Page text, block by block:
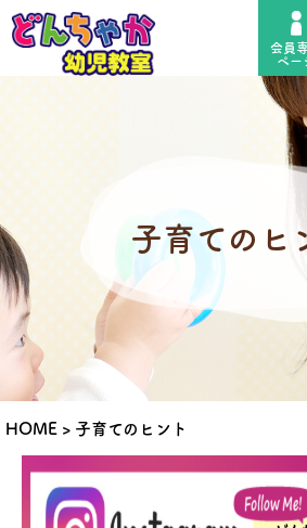
会員
ペー
HOME > 子育てのヒント
子育てのヒ